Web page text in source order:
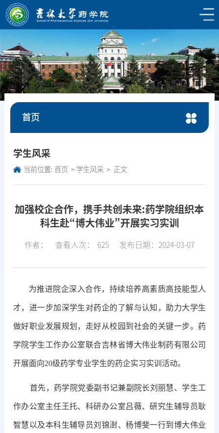
首页
学生风采
当前位置: 首页 学生风采 正文
加强校企合作，携手共创未来:药学院组织本
科生赴“博大伟业”开展实习实训
作者： 查看人次： 625 发布日期：2024-03-07
为推进院企深入合作，持续培养高素质高技能型人
才，进一步加深学生对药企的了解与认知，助力大学生
做好职业发展规划，走好从校园到社会的关键一步。药
学院学生工作办公室联合吉林省博大伟业制药有限公司
开展面向20级药学专业学生的药企实习实训活动。
首先，药学院党委副书记兼副院长刘丽慧、学生工
作办公室主任王托、科研办公室吕薇、研究生辅导员耿
智慧以及本科生辅导员刘锦澍、杨博斐一行到博大伟业